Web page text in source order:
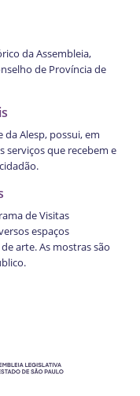
da Assembleia,
de Província de
da Alesp, possui, em
serviços que recebem e
de Visitas
espaços
arte. As mostras são